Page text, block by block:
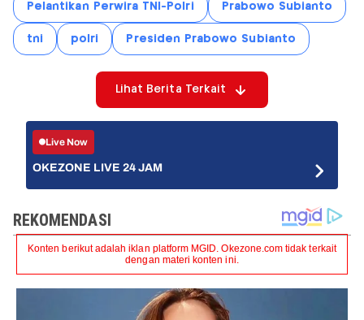
Pelantikan Perwira TNI-Polri Prabowo Subianto
tni polri Presiden Prabowo Subianto
Lihat Berita Terkait
Live Now
OKEZONE LIVE 24 JAM